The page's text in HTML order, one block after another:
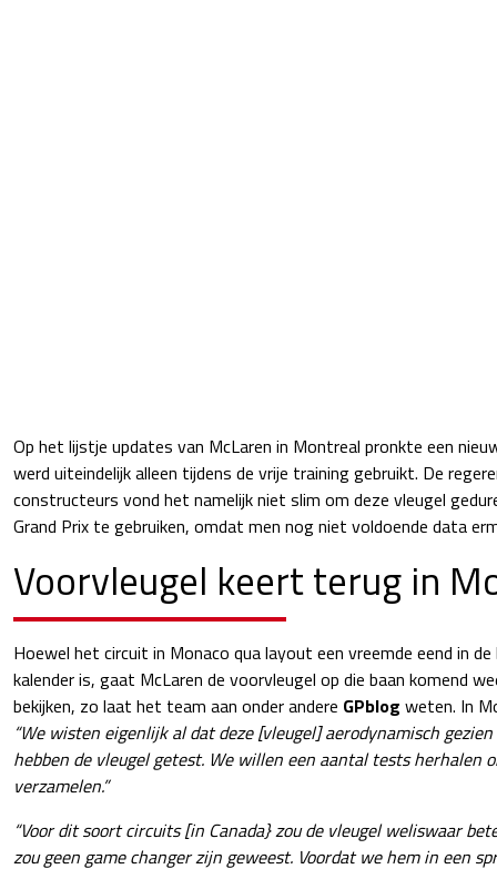
Op het lijstje updates van McLaren in Montreal pronkte een
werd uiteindelijk alleen tijdens de vrije training gebruikt. De
constructeurs vond het namelijk niet slim om deze vleugel
Grand Prix te gebruiken, omdat men nog niet voldoende data
Voorvleugel keert terug in
Hoewel het circuit in Monaco qua layout een vreemde eend in
kalender is, gaat McLaren de voorvleugel op die baan komend
bekijken, zo laat het team aan onder andere GPblog weten. In
“We wisten eigenlijk al dat deze [vleugel] aerodynamisch
hebben de vleugel getest. We willen een aantal tests herhalen
verzamelen.”
“Voor dit soort circuits [in Canada} zou de vleugel weliswaar
zou geen game changer zijn geweest. Voordat we hem in een